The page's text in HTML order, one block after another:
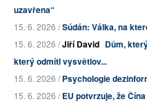
uzavřena“
15. 6. 2026 /Súdán: Válka, na
15. 6. 2026 /Jiří David Dům,
který odmítl vysvětlov...
15. 6. 2026 /Psychologie
15. 6. 2026 /EU potvrzuje, že